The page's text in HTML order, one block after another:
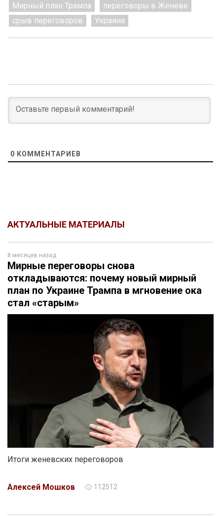
Мирный план Трампа
переговоры в Женеве
срыв переговоров
Украина
0 КОММЕНТАРИЕВ
АКТУАЛЬНЫЕ МАТЕРИАЛЫ
8 месяцев назад
Мирные переговоры снова
откладываются: почему новый мирный
план по Украине Трампа в мгновение ока
стал «старым»
Итоги женевских переговоров
Алексей Мошков 112512